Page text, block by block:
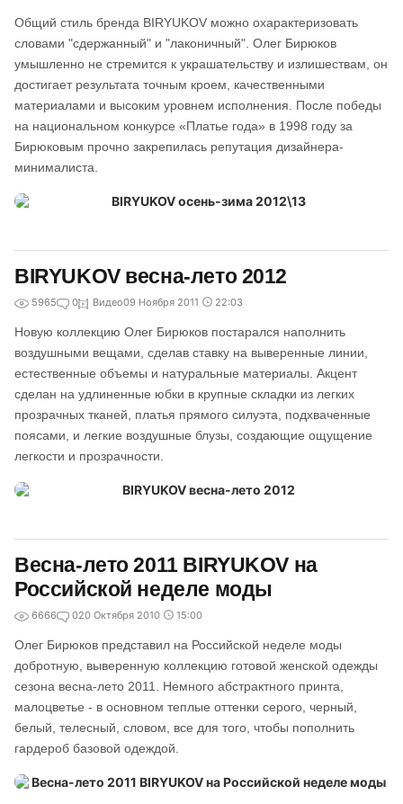
Общий стиль бренда BIRYUKOV можно охарактеризовать
словами "сдержанный" и "лаконичный". Олег Бирюков
умышленно не стремится к украшательству и излишествам, он
достигает результата точным кроем, качественными
материалами и высоким уровнем исполнения. После победы
на национальном конкурсе «Платье года» в 1998 году за
Бирюковым прочно закрепилась репутация дизайнера-
минималиста.
BIRYUKOV весна-лето 2012
5965 0 Видео09 Ноября 2011 22:03
Новую коллекцию Олег Бирюков постарался наполнить
воздушными вещами, сделав ставку на выверенные линии,
естественные объемы и натуральные материалы. Акцент
сделан на удлиненные юбки в крупные складки из легких
прозрачных тканей, платья прямого силуэта, подхваченные
поясами, и легкие воздушные блузы, создающие ощущение
легкости и прозрачности.
Весна-лето 2011 BIRYUKOV на
Российской неделе моды
6666 020 Октября 2010 15:00
Олег Бирюков представил на Российской неделе моды
добротную, выверенную коллекцию готовой женской одежды
сезона весна-лето 2011. Немного абстрактного принта,
малоцветье - в основном теплые оттенки серого, черный,
белый, телесный, словом, все для того, чтобы пополнить
гардероб базовой одеждой.